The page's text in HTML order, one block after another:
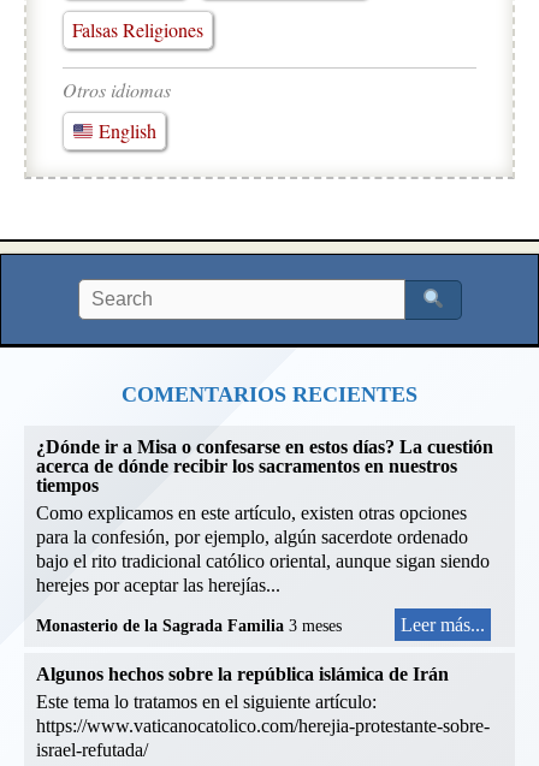
Falsas Religiones
Otros idiomas
English
COMENTARIOS RECIENTES
¿Dónde ir a Misa o confesarse en estos días? La cuestión
acerca de dónde recibir los sacramentos en nuestros
tiempos
Como explicamos en este artículo, existen otras opciones
para la confesión, por ejemplo, algún sacerdote ordenado
bajo el rito tradicional católico oriental, aunque sigan siendo
herejes por aceptar las herejías...
Monasterio de la Sagrada Familia 3 meses Leer más...
Algunos hechos sobre la república islámica de Irán
Este tema lo tratamos en el siguiente artículo:
https://www.vaticanocatolico.com/herejia-protestante-sobre-
israel-refutada/